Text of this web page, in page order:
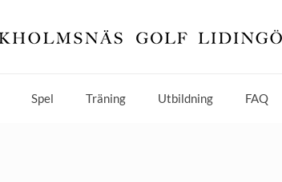
Spel Träning Utbildning FAQ